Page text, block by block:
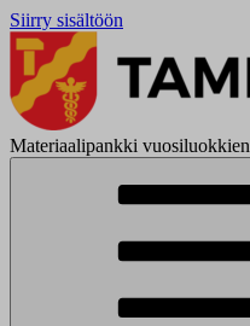
Siirry sisältöön
Materiaalipankki